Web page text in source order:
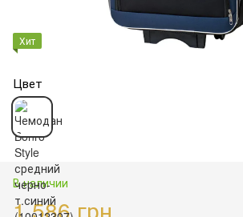
Хит
Цвет
В наличии
1 586 грн